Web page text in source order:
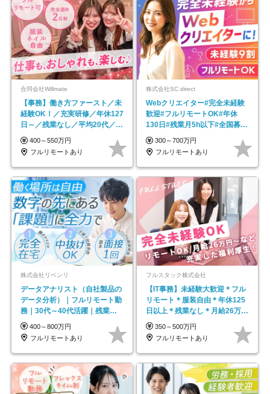
合同会社Willmate
【事務】働き方ファースト／未
経験OK！／充実研修／年休127
日～／残業なし／平均20代／リ
モートOK
400～550万円
フルリモートあり
株式会社SC direct
Webクリエイター#完全未経験
歓迎#フルリモートOK#年休
130日#残業月5h以下#全国募集
#最大1年の研修
300～700万円
フルリモートあり
株式会社リベンリ
データアナリスト（自社製品の
データ分析）｜フルリモート勤
務｜30代～40代活躍｜残業少
なめ｜子育て社員多数活躍
400～800万円
フルリモートあり
フルスタック株式会社
【IT事務】未経験大歓迎＊フル
リモート＊服装自由＊年休125
日以上＊残業なし＊月給26万円
以上
350～500万円
フルリモートあり